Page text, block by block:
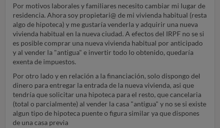
Por motivos laborales y familiares necesito cambiar mi lugar de
residencia. Ahora soy propietari@ de mi vivienda habitual (resta
algo de hipoteca) y me gustaría venderla y adquirir una nueva
vivienda habitual en la nueva ciudad. A efectos del IRPF no se si
es posible comprar una nueva vivienda habitual por anticipado
y al vender la "antigua" e invertir todo lo obtenido, quedaría
exenta de impuestos.
Por otro lado y en relación a la financiación, solo dispongo del
dinero para entregar la entrada de la nueva vivienda, asi que
tendría que solicitar una hipoteca para el resto, que cancelaria
(total o parcialmente) al vender la casa "antigua" y no se si existe
algun tipo de hipoteca puente o figura similar ya que dispones
de una casa previa